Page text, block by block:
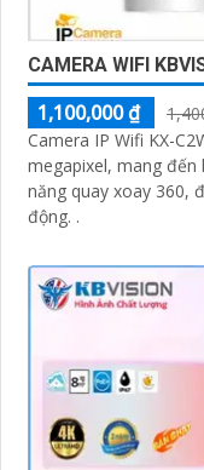
CAMERA WIFI
1,100,000 ₫
Camera IP Wifi KX-
megapixel, mang đến
năng quay xoay 360,
động. .